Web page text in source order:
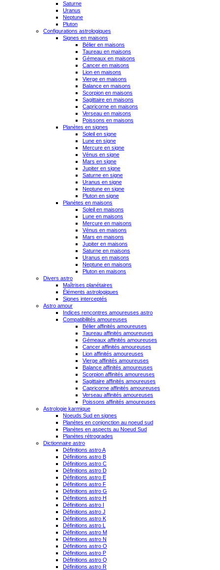
Saturne
Uranus
Neptune
Pluton
Configurations astrologiques
Signes en maisons
Bélier en maisons
Taureau en maisons
Gémeaux en maisons
Cancer en maisons
Lion en maisons
Vierge en maisons
Balance en maisons
Scorpion en maisons
Sagittaire en maisons
Capricorne en maisons
Verseau en maisons
Poissons en maisons
Planètes en signes
Soleil en signe
Lune en signe
Mercure en signe
Vénus en signe
Mars en signe
Jupiter en signe
Saturne en signe
Uranus en signe
Neptune en signe
Pluton en signe
Planètes en maisons
Soleil en maisons
Lune en maisons
Mercure en maisons
Vénus en maisons
Mars en maisons
Jupiter en maisons
Saturne en maisons
Uranus en maisons
Neptune en maisons
Pluton en maisons
Divers astro
Maîtrises planétaires
Éléments astrologiques
Signes interceptés
Astro amour
Indices rencontres amoureuses astro
Compatibilités amoureuses
Bélier affinités amoureuses
Taureau affinités amoureuses
Gémeaux affinités amoureuses
Cancer affinités amoureuses
Lion affinités amoureuses
Vierge affinités amoureuses
Balance affinités amoureuses
Scorpion affinités amoureuses
Sagittaire affinités amoureuses
Capricorne affinités amoureuses
Verseau affinités amoureuses
Poissons affinités amoureuses
Astrologie karmique
Noeuds Sud en signes
Planètes en conjonction au noeud sud
Planètes en aspects au Noeud Sud
Planètes rétrogrades
Dictionnaire astro
Définitions astro A
Définitions astro B
Définitions astro C
Définitions astro D
Définitions astro E
Définitions astro F
Définitions astro G
Définitions astro H
Définitions astro I
Définitions astro J
Définitions astro K
Définitions astro L
Définitions astro M
Définitions astro N
Définitions astro O
Définitions astro P
Définitions astro Q
Définitions astro R